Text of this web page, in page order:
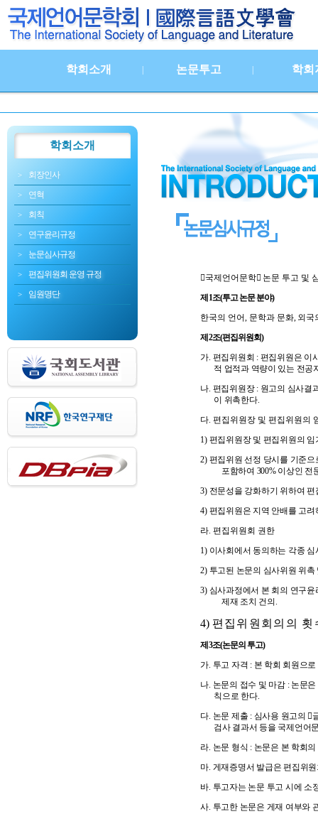
학회소개 논문투고 학회
학회소개
회장인사
연혁
회칙
연구윤리규정
눈문심사규정
편집위원회 운영 규정
임원명단
󰡔국제언어문학󰡕 논문 투고 및
제 1조(투고 논문 분야)
한국의 언어, 문학과 문화, 외국
제 2조(편집위원회)
가. 편집위원회 : 편집위원은 이
적 업적과 역량이 있는 전공
나. 편집위원장 : 원고의 심사결
이 위촉한다.
다. 편집위원장 및 편집위원의
1) 편집위원장 및 편집위원의
2) 편집위원 선정 당시를 기준
포함하여 300% 이상인 전
3) 전문성을 강화하기 위하여
4) 편집위원은 지역 안배를 고
라. 편집위원회 권한
1) 이사회에서 동의하는 각종 심
2) 투고된 논문의 심사위원 위
3) 심사과정에서 본 회의 연구
제재 조치 건의 .
4) 편집위원회의의
제 3조(논문의 투고)
가. 투고 자격 : 본 학회 회원으
나. 논문의 접수 및 마감 : 논문
칙으로 한다.
다. 논문 제출 : 심사용 원고의 
검사 결과서 등을 국제언어
라. 논문 형식 : 논문은 본 학회
마. 게재증명서 발급은 편집위
바. 투고자는 논문 투고 시에 소
사. 투고한 논문은 게재 여부와